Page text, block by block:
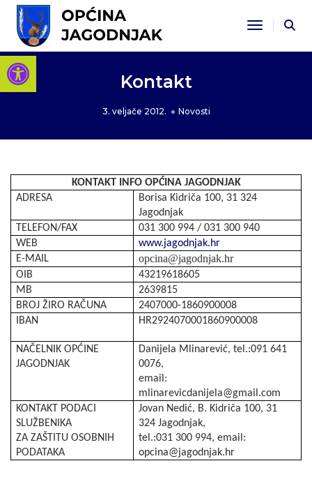
Open toolbar
Toggle
Kontakt
3. veljače 2012. Novosti
KONTAKT INFO OPĆINA JAGODNJAK
ADRESA
Borisa Kidriča 100, 31 324
Jagodnjak
TELEFON/FAX
031 300 994 / 031 300 940
WEB
www.jagodnjak.hr
E-MAIL
opcina@jagodnjak.hr
OIB
43219618605
MB
2639815
BROJ ŽIRO RAČUNA
2407000-1860900008
IBAN
HR2924070001860900008
NAČELNIK OPĆINE
JAGODNJAK
Danijela Mlinarević, tel.:091 641
0076,
email:
mlinarevicdanijela@gmail.com
KONTAKT PODACI
SLUŽBENIKA
ZA ZAŠTITU OSOBNIH
PODATAKA
Jovan Nedić, B. Kidriča 100, 31
324 Jagodnjak,
tel.:031 300 994, email:
opcina@jagodnjak.hr